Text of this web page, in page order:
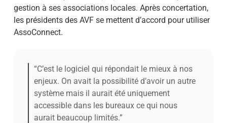
gestion à ses associations locales. Après concertation,
les présidents des AVF se mettent d’accord pour utiliser
AssoConnect.
“C’est le logiciel qui répondait le mieux à nos
enjeux. On avait la possibilité d’avoir un autre
système mais il aurait été uniquement
accessible dans les bureaux ce qui nous
aurait beaucoup limités.”